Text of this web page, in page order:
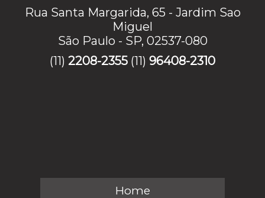
Rua Santa Margarida, 65 - Jardim Sao
Miguel
São Paulo - SP, 02537-080
(11) 2208-2355 (11) 96408-2310
Home